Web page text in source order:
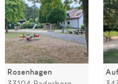
Rosenhagen